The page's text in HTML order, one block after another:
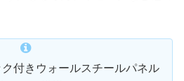
付きウォールスチールパネル